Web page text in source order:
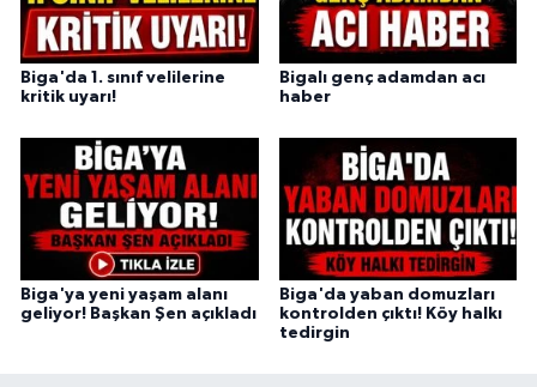
Biga'da 1. sınıf velilerine
kritik uyarı!
Bigalı genç adamdan acı
haber
Biga'ya yeni yaşam alanı
geliyor! Başkan Şen açıkladı
Biga'da yaban domuzları
kontrolden çıktı! Köy halkı
tedirgin